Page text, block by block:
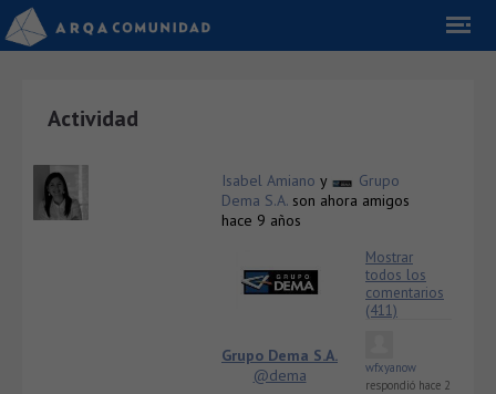
Actividad
Isabel Amiano y
Grupo
Dema S.A. son ahora amigos
hace 9 años
Grupo Dema S.A.
@dema
Mostrar
todos los
comentarios
(411)
wfxyanow
respondió hace 2